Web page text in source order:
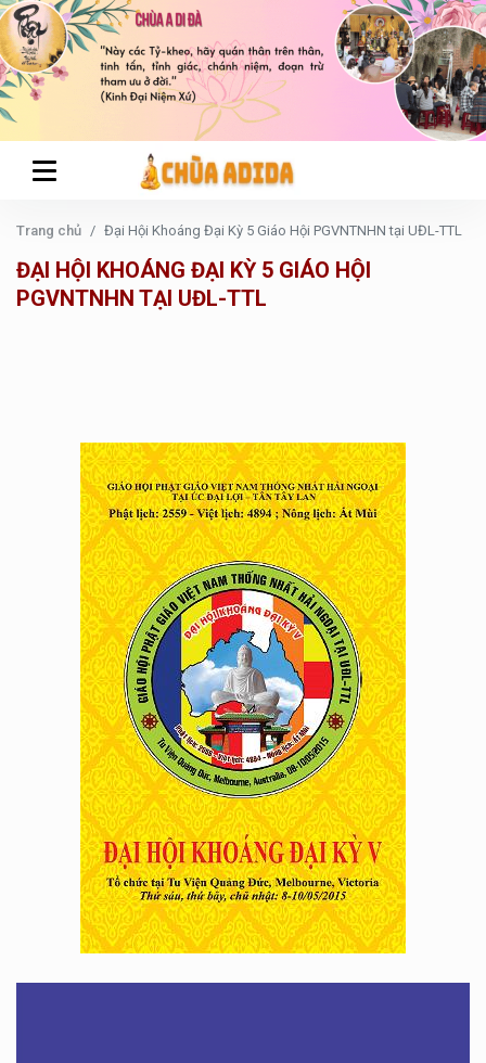
Trang chủ Đại Hội Khoáng Đại Kỳ 5 Giáo Hội PGVNTNHN tại UĐL-TTL
ĐẠI HỘI KHOÁNG ĐẠI KỲ 5 GIÁO HỘI
PGVNTNHN TẠI UĐL-TTL